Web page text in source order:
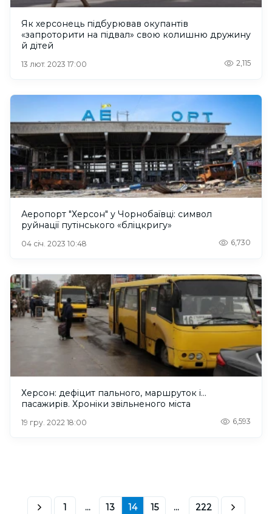
Як херсонець підбурював окупантів
«запроторити на підвал» свою колишню дружину
й дітей
13 лют. 2023 17:00 2,115
Аеропорт "Херсон" у Чорнобаївці: символ
руйнації путінського «бліцкригу»
04 січ. 2023 10:48 6,730
Херсон: дефіцит пального, маршруток і…
пасажирів. Хроніки звільненого міста
19 гру. 2022 18:00 6,593
1 ... 13 14 15 ... 222